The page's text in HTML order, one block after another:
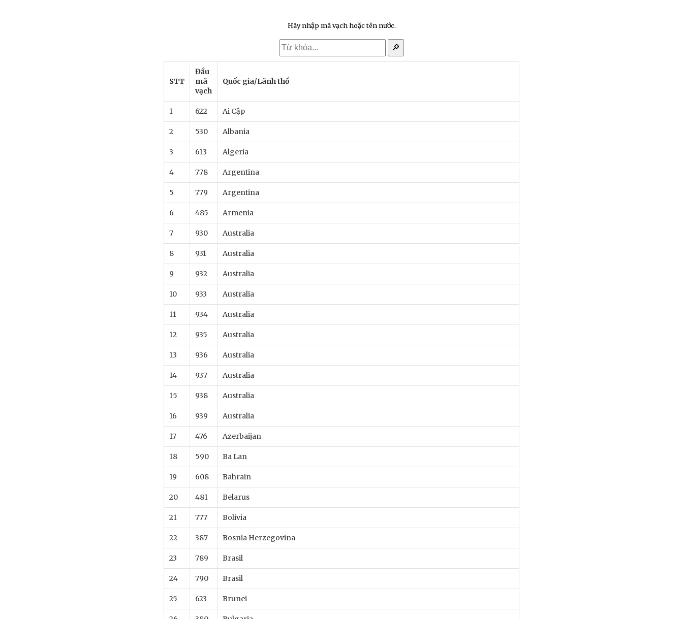
Hãy nhập mã vạch hoặc tên nước.
🔎
STT
Đầu
mã
vạch
Quốc gia/Lãnh thổ
1 622 Ai Cập
2 530 Albania
3 613 Algeria
4 778 Argentina
5 779 Argentina
6 485 Armenia
7 930 Australia
8 931 Australia
9 932 Australia
10 933 Australia
11 934 Australia
12 935 Australia
13 936 Australia
14 937 Australia
15 938 Australia
16 939 Australia
17 476 Azerbaijan
18 590 Ba Lan
19 608 Bahrain
20 481 Belarus
21 777 Bolivia
22 387 Bosnia Herzegovina
23 789 Brasil
24 790 Brasil
25 623 Brunei